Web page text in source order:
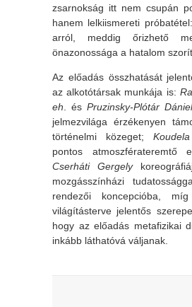
zsarnokság itt nem csupán
hanem lelkiismereti
arról, meddig őrizhető
önazonossága a hatalom
Az előadás összhatását
az alkotótársak munkája is:
eh . ésPruzinsky-Plótár
jelmezvilága érzékenyen
történelmi közeget;
pontos atmoszférateremtő
Cserháti Gergely
mozgásszínházi
rendezői koncepcióba, míg
világításterve jelentős
hogy az előadás metafizikai
inkább láthatóvá váljanak.